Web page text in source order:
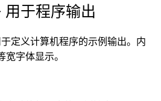
于程序输出
定义计算机程序的示例输出。内
字体显示。